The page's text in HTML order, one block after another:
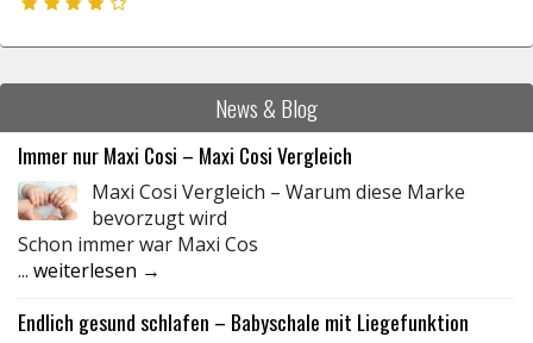
News & Blog
Immer nur Maxi Cosi – Maxi Cosi Vergleich
Maxi Cosi Vergleich – Warum diese Marke
bevorzugt wird
Schon immer war Maxi Cos
... weiterlesen →
Endlich gesund schlafen – Babyschale mit Liegefunktion